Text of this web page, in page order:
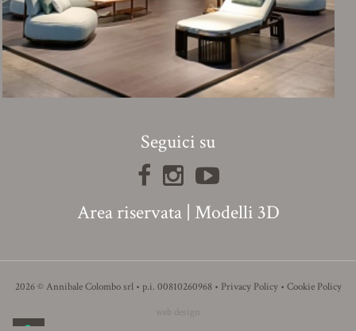
Seguici su
Area riservata| Modelli 3D
2026 © Annibale Colombo srl • p.i. 00810260968 • Privacy Policy• Cookie Policy
web design